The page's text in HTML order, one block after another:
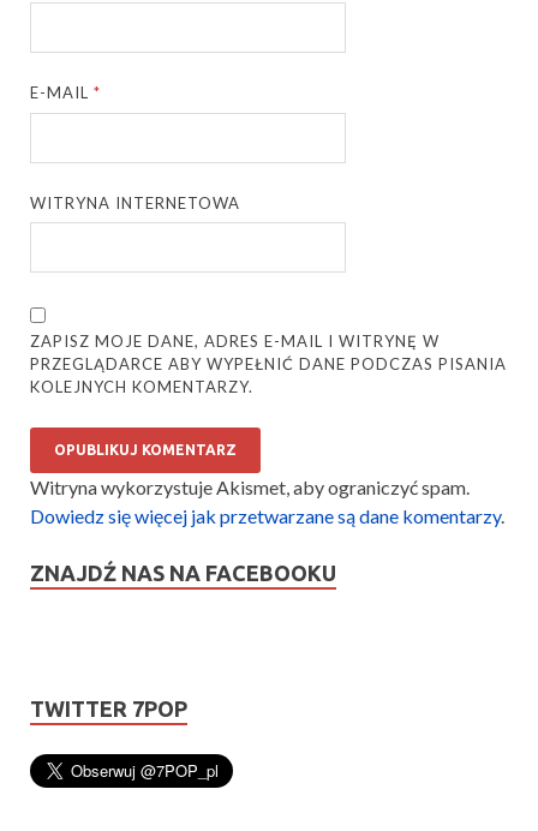
E-MAIL*
WITRYNA INTERNETOWA
ZAPISZ MOJE DANE, ADRES E-MAIL I WITRYNĘ W
PRZEGLĄDARCE ABY WYPEŁNIĆ DANE PODCZAS PISANIA
KOLEJNYCH KOMENTARZY.
Witryna wykorzystuje Akismet, aby ograniczyć spam.
Dowiedz się więcej jak przetwarzane są dane komentarzy.
ZNAJDŹ NAS NA FACEBOOKU
TWITTER 7POP